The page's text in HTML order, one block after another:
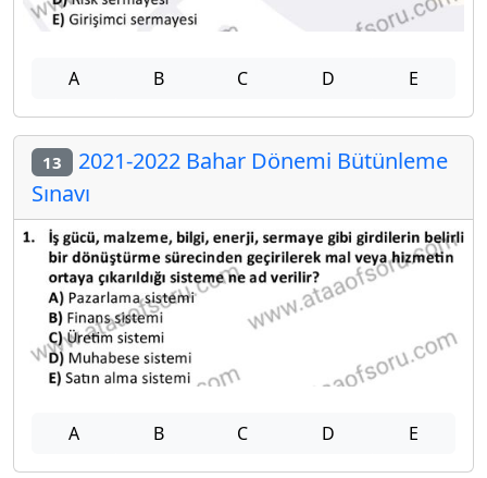
A B C D E
13 2021-2022 Bahar Dönemi Bütünleme
Sınavı
A B C D E